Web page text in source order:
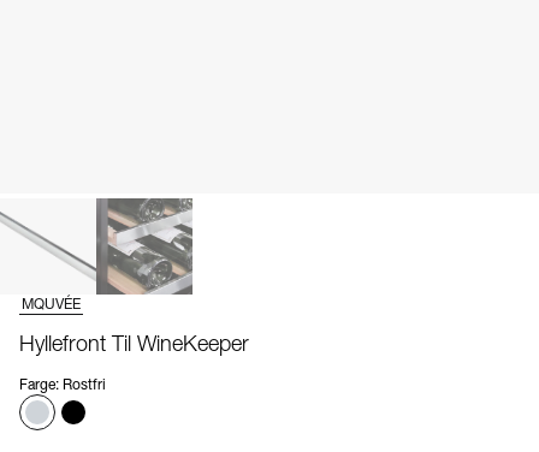
MQUVÉE
Hyllefront Til WineKeeper
Farge: Rostfri